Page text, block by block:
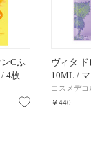
Cふ
4枚
お気に入り
ヴィタ
10ML /
コスメデコ
￥440